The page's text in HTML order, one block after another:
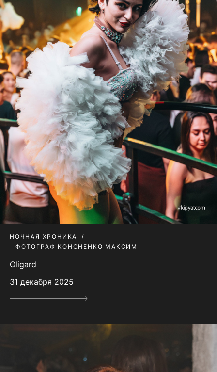
НОЧНАЯ ХРОНИКА
ФОТОГРАФ КОНОНЕНКО МАКСИМ
Oligard
31 декабря 2025